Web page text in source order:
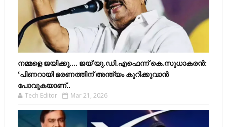
നമ്മളെ ജയിക്കൂ.... ജയ് യു.ഡി.എഫെന്ന് കെ.സുധാകരൻ:
‘പിണറായി ഭരണത്തിന് അന്ത്യം കുറിക്കുവാൻ
പോവുകയാണ്..
Tech Editor Mar 21, 2026